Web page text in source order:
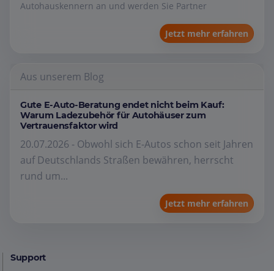
Autohauskennern an und werden Sie Partner
Jetzt mehr erfahren
Aus unserem Blog
Gute E-Auto-Beratung endet nicht beim Kauf:
Warum Ladezubehör für Autohäuser zum
Vertrauensfaktor wird
20.07.2026 - Obwohl sich E-Autos schon seit Jahren
auf Deutschlands Straßen bewähren, herrscht
rund um...
Jetzt mehr erfahren
Support